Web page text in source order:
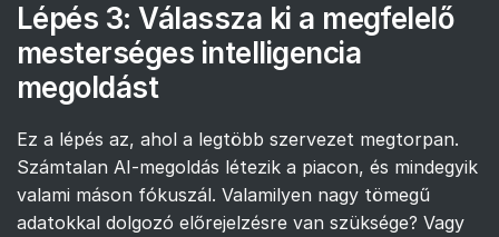
Lépés 3: Válassza ki a megfelelő
mesterséges intelligencia
megoldást
Ez a lépés az, ahol a legtöbb szervezet megtorpan.
Számtalan AI-megoldás létezik a piacon, és mindegyik
valami máson fókuszál. Valamilyen nagy tömegű
adatokkal dolgozó előrejelzésre van szüksége? Vagy